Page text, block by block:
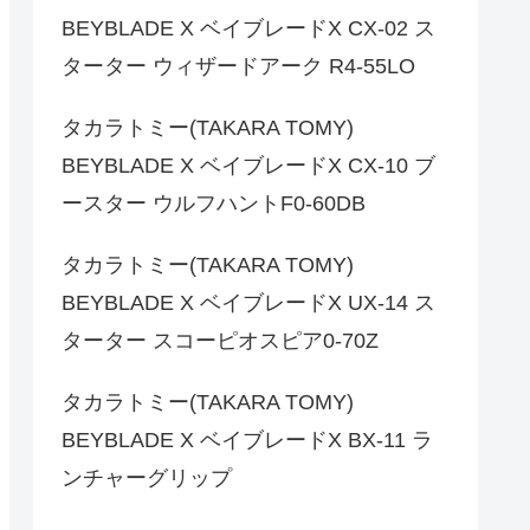
BEYBLADE X ベイブレードX CX-02 ス
ターター ウィザードアーク R4-55LO
タカラトミー(TAKARA TOMY)
BEYBLADE X ベイブレードX CX-10 ブ
ースター ウルフハントF0-60DB
タカラトミー(TAKARA TOMY)
BEYBLADE X ベイブレードX UX-14 ス
ターター スコーピオスピア0-70Z
タカラトミー(TAKARA TOMY)
BEYBLADE X ベイブレードX BX-11 ラ
ンチャーグリップ